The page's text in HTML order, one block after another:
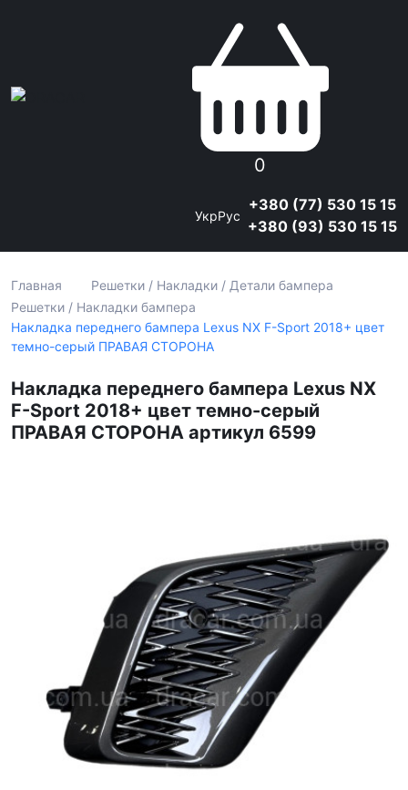
0
УкрРус
+380 (77) 530 15 15
+380 (93) 530 15 15
Главная
Решетки / Накладки / Детали бампера
Решетки / Накладки бампера
Накладка переднего бампера Lexus NX F-Sport 2018+ цвет
темно-серый ПРАВАЯ СТОРОНА
Накладка переднего бампера Lexus NX
F-Sport 2018+ цвет темно-серый
ПРАВАЯ СТОРОНА артикул 6599